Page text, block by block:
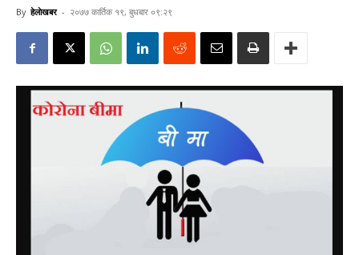
By हेलाेखबर - २०७७ कार्तिक १९, बुधबार ०९:२९